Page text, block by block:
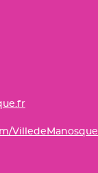
VilledeManosque